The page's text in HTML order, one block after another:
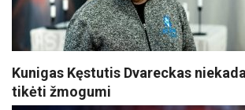
Kunigas Kęstutis Dvareckas
tikėti žmogumi